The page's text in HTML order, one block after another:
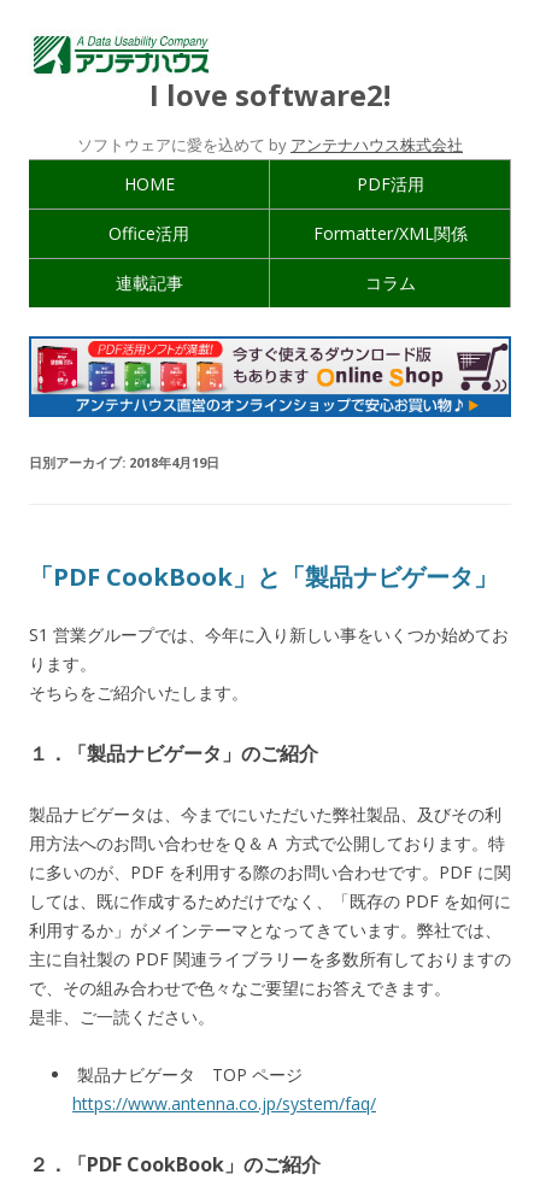
I love software2!
ソフトウェアに愛を込めて by アンテナハウス株式会社
HOME PDF活用
Office活用 Formatter/XML関係
連載記事 コラム
日別アーカイブ: 2018年4月19日
「PDF CookBook」と「製品ナビゲータ」
S1 営業グループでは、今年に入り新しい事をいくつか始めてお
ります。
そちらをご紹介いたします。
１．「製品ナビゲータ」のご紹介
製品ナビゲータは、今までにいただいた弊社製品、及びその利
用方法へのお問い合わせをＱ＆Ａ 方式で公開しております。特
に多いのが、PDF を利用する際のお問い合わせです。PDF に関
しては、既に作成するためだけでなく、「既存の PDF を如何に
利用するか」がメインテーマとなってきています。弊社では、
主に自社製の PDF 関連ライブラリーを多数所有しておりますの
で、その組み合わせで色々なご要望にお答えできます。
是非、ご一読ください。
製品ナビゲータ TOP ページ
https://www.antenna.co.jp/system/faq/
２．「PDF CookBook」のご紹介